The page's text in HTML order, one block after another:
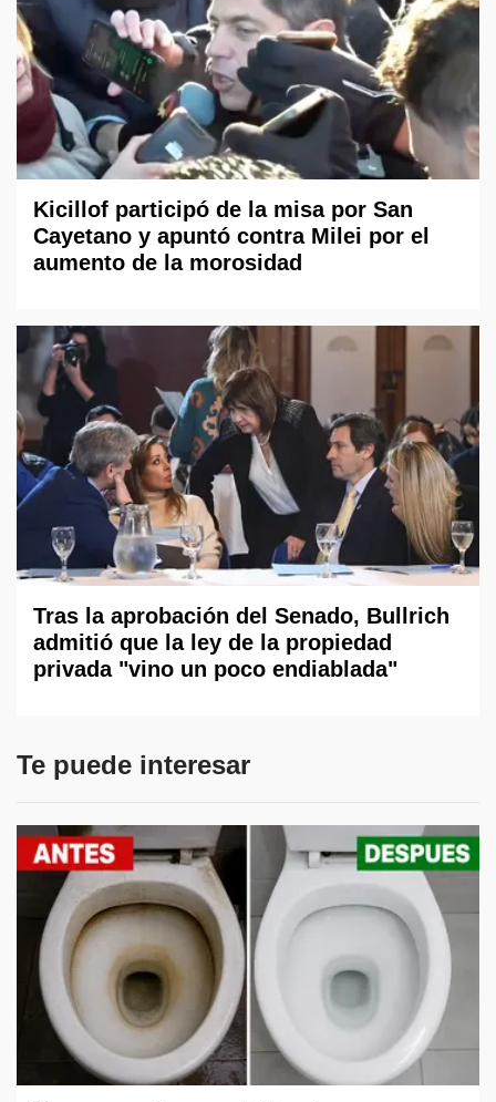
Kicillof participó de la misa por San
Cayetano y apuntó contra Milei por el
aumento de la morosidad
Tras la aprobación del Senado, Bullrich
admitió que la ley de la propiedad
privada "vino un poco endiablada"
Te puede interesar